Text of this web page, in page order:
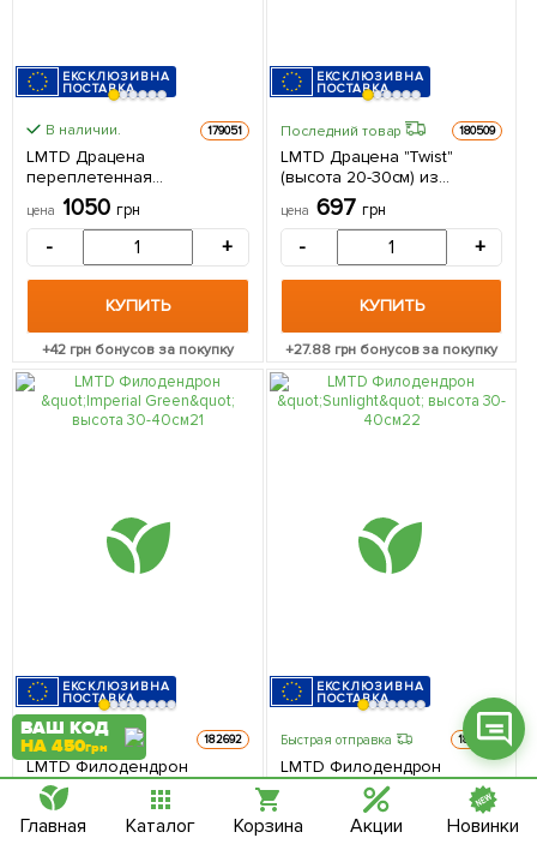
ЕКСКЛЮЗИВНА
ПОСТАВКА
В наличии. 179051
LMTD Драцена
переплетенная
"Sanderiana" (высота 40-
50см) из Нидерландов 1
саженец в упаковке
(комнатный)
цена 1050 грн
- +
КУПИТЬ
+42 грн бонусов за покупку
ЕКСКЛЮЗИВНА
ПОСТАВКА
Последний товар 180509
LMTD Драцена "Twist"
(высота 20-30см) из
Нидерландов 1 саженец в
упаковке (комнатный)
цена 697 грн
- +
КУПИТЬ
+27.88грн бонусов за покупку
ЕКСКЛЮЗИВНА
ПОСТАВКА
В наличии. 182692
LMTD Филодендрон
"Imperial Green" высота 30-
40см 1 саженец в упаковке
(комнатный) Нидерланды
цена 737 грн
ЕКСКЛЮЗИВНА
ПОСТАВКА
Быстрая отправка 182693
LMTD Филодендрон
"Sunlight" высота 30-40см 1
саженец в упаковке
(комнатный) Нидерланды
цена 737грн
Вайбер
ВАШ КОД
НА 450грн
Главная Каталог Корзина Акции Новинки